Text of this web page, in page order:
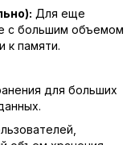
Для еще
с большим объемом
к памяти.
для больших